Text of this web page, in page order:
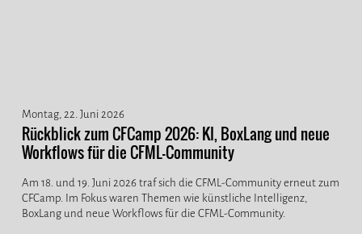
Montag, 22. Juni 2026
Rückblick zum CFCamp 2026: KI, BoxLang und neue
Workflows für die CFML-Community
Am 18. und 19. Juni 2026 traf sich die CFML-Community erneut zum
CFCamp. Im Fokus waren Themen wie künstliche Intelligenz,
BoxLang und neue Workflows für die CFML-Community.